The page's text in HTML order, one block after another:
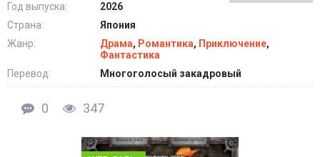
Год выпуска:
2026
Страна:
Япония
Жанр:
Драма, Романтика, Приключение,
Фантастика
Перевод:
Многоголосый закадровый
0 347